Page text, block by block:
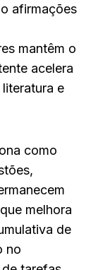
afirmações
acelera
e
como
melhora
de
no